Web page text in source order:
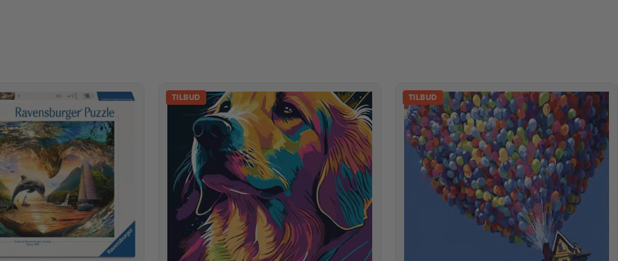
TILBUD TILBUD